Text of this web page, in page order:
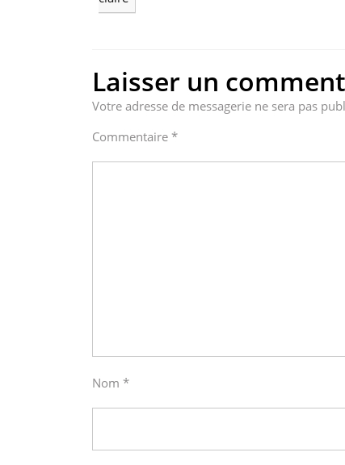
Laisser un
Votre adresse de messagerie ne sera pas
Commentaire *
Nom *